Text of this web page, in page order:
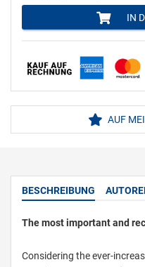
IN
AUF
BESCHREIBUNG
The most important and
Considering the ever-